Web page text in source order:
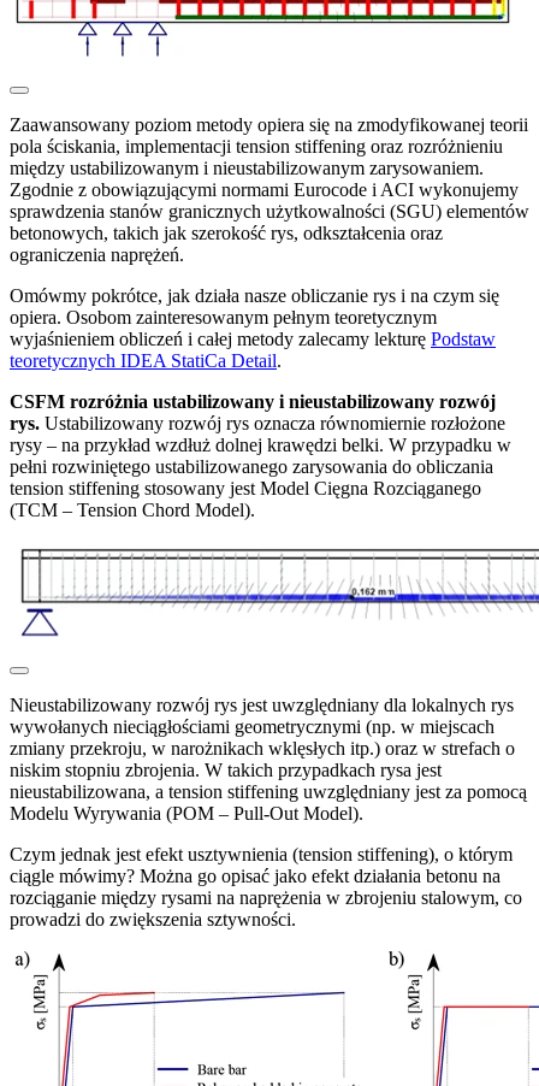
Zaawansowany poziom metody opiera się na zmodyfikowanej teorii
pola ściskania, implementacji tension stiffening oraz rozróżnieniu
między ustabilizowanym i nieustabilizowanym zarysowaniem.
Zgodnie z obowiązującymi normami Eurocode i ACI wykonujemy
sprawdzenia stanów granicznych użytkowalności (SGU) elementów
betonowych, takich jak szerokość rys, odkształcenia oraz
ograniczenia naprężeń.
Omówmy pokrótce, jak działa nasze obliczanie rys i na czym się
opiera. Osobom zainteresowanym pełnym teoretycznym
wyjaśnieniem obliczeń i całej metody zalecamy lekturę Podstaw
teoretycznych IDEA StatiCa Detail.
CSFM rozróżnia ustabilizowany i nieustabilizowany rozwój
rys. Ustabilizowany rozwój rys oznacza równomiernie rozłożone
rysy – na przykład wzdłuż dolnej krawędzi belki. W przypadku w
pełni rozwiniętego ustabilizowanego zarysowania do obliczania
tension stiffening stosowany jest Model Cięgna Rozciąganego
(TCM – Tension Chord Model).
Nieustabilizowany rozwój rys jest uwzględniany dla lokalnych rys
wywołanych nieciągłościami geometrycznymi (np. w miejscach
zmiany przekroju, w narożnikach wklęsłych itp.) oraz w strefach o
niskim stopniu zbrojenia. W takich przypadkach rysa jest
nieustabilizowana, a tension stiffening uwzględniany jest za pomocą
Modelu Wyrywania (POM – Pull-Out Model).
Czym jednak jest efekt usztywnienia (tension stiffening), o którym
ciągle mówimy? Można go opisać jako efekt działania betonu na
rozciąganie między rysami na naprężenia w zbrojeniu stalowym, co
prowadzi do zwiększenia sztywności.